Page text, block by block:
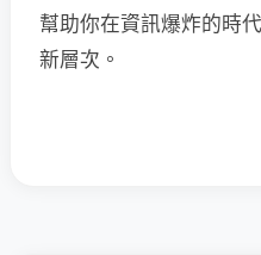
幫助你在資訊爆炸的時
新層次。